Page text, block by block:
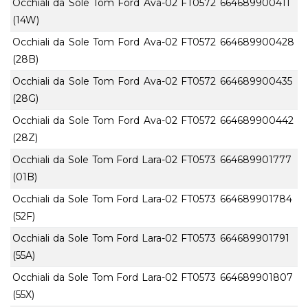
Occhiali da Sole Tom Ford Ava-02 FT0572
(14W)
664689900411
Occhiali da Sole Tom Ford Ava-02 FT0572
(28B)
664689900428
Occhiali da Sole Tom Ford Ava-02 FT0572
(28G)
664689900435
Occhiali da Sole Tom Ford Ava-02 FT0572
(28Z)
664689900442
Occhiali da Sole Tom Ford Lara-02 FT0573
(01B)
664689901777
Occhiali da Sole Tom Ford Lara-02 FT0573
(52F)
664689901784
Occhiali da Sole Tom Ford Lara-02 FT0573
(55A)
664689901791
Occhiali da Sole Tom Ford Lara-02 FT0573
(55X)
664689901807